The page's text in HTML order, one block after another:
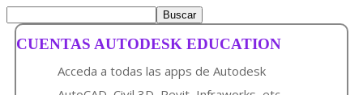
CUENTAS AUTODESK EDUCATION
Acceda a todas las apps de Autodesk